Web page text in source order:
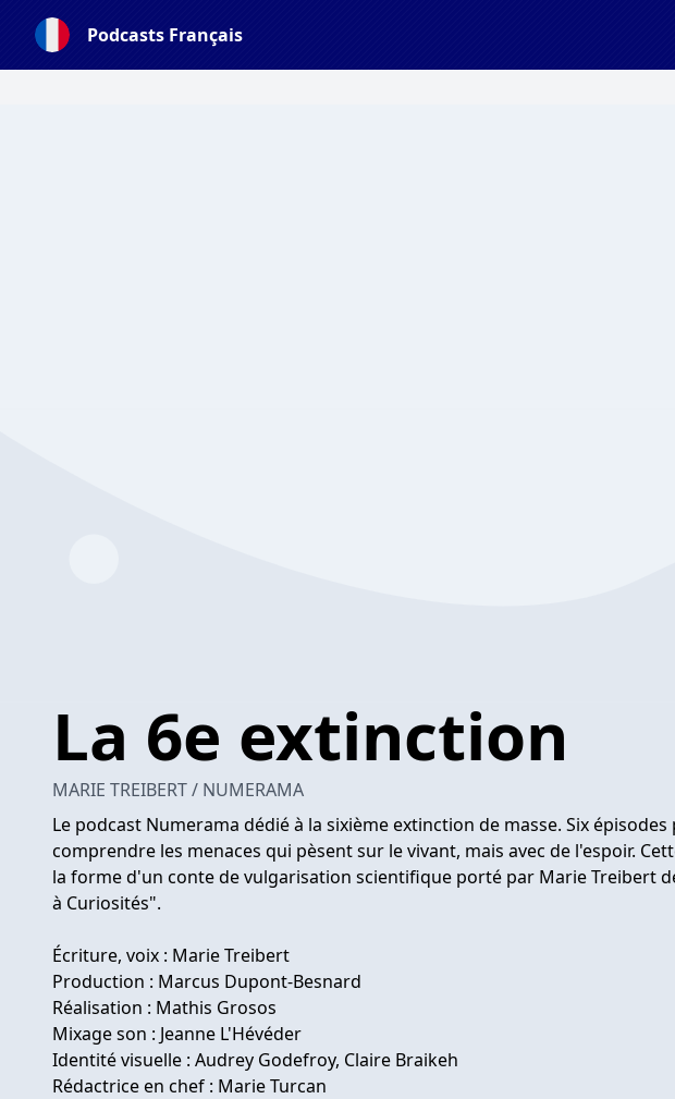
Podcasts Français
La 6e extinction
MARIE TREIBERT / NUMERAMA
Le podcast Numerama dédié à la sixième extinction de masse. Six
comprendre les menaces qui pèsent sur le vivant, mais avec de l'espoir.
la forme d'un conte de vulgarisation scientifique porté par Marie Treibert
à Curiosités".
Écriture, voix : Marie Treibert
Production : Marcus Dupont-Besnard
Réalisation : Mathis Grosos
Mixage son : Jeanne L'Hévéder
Identité visuelle : Audrey Godefroy, Claire Braikeh
Rédactrice en chef : Marie Turcan